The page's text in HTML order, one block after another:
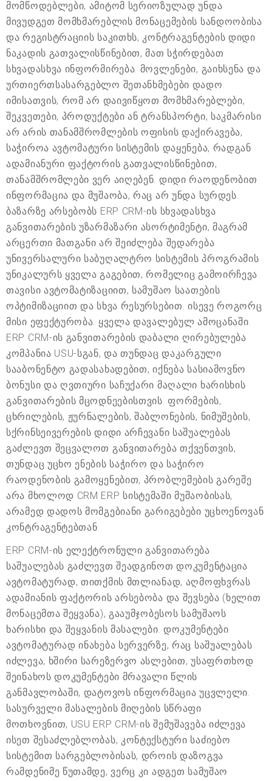
მომწოდებლები, ამიტომ სერიოზულად უნდა
მივუდგეთ მომხმარებლის მონაცემების სანდოობისა
და რეგისტრაციის საკითხს, კონტრაგენტების დიდი
ნაკადის გათვალისწინებით, მათ სჭირდებათ
სხვადასხვა ინფორმირება. მოვლენები, გაიხსენა და
ურთიერთსასარგებლო შეთანხმებები დადო.
იმისათვის, რომ არ დაივიწყოთ მომხმარებლები,
შეკვეთები, პროდუქტები ან ტრანსპორტი, საკმარისი
არ არის თანამშრომლების ოფისის დაქირავება,
საჭიროა ავტომატური სისტემის დაყენება, რადგან
ადამიანური ფაქტორის გათვალისწინებით,
თანამშრომლები ვერ აიღებენ. დიდი რაოდენობით
ინფორმაცია და მუშაობა, რაც არ უნდა სურდეს.
ბაზარზე არსებობს ERP CRM-ის სხვადასხვა
განვითარების უზარმაზარი ასორტიმენტი, მაგრამ
არცერთი მათგანი არ შეიძლება შედარება
უნივერსალური საბუღალტრო სისტემის პროგრამის
უნიკალურს ყველა გაგებით, რომელიც გამოირჩევა
თავისი ავტომატიზაციით, სამუშაო საათების
ოპტიმიზაციით და სხვა რესურსებით. ისევე როგორც
მისი ეფექტურობა. ყველა დავალებულ ამოცანაში.
ERP CRM-ის განვითარების დაბალი ღირებულება
კომპანია USU-სგან, და თუნდაც დაკარგული
სააბონენტო გადასახადებით, იქნება სასიამოვნო
ბონუსი და ღვთიური საჩუქარი მაღალი ხარისხის
განვითარების მცოდნეებისთვის. ფორმების,
ცხრილების, ჟურნალების, შაბლონების, ნიმუშების,
სქრინსეივერების დიდი არჩევანი საშუალებას
გაძლევთ შეცვალოთ განვითარება თქვენთვის,
თუნდაც უცხო ენების საჭირო და საჭირო
რაოდენობის გამოყენებით, პრობლემების გარეშე
არა მხოლოდ CRM ERP სისტემაში მუშაობისას,
არამედ დადოს მომგებიანი გარიგებები უცხოენოვან
კონტრაგენტებთან.
ERP CRM-ის ელექტრონული განვითარება
საშუალებას გაძლევთ შეადგინოთ დოკუმენტაცია
ავტომატურად, თითქმის მთლიანად, აღმოფხვრას
ადამიანის ფაქტორის არსებობა და შევსება (ხელით
მონაცემთა შეყვანა), გააუმჯობესოს სამუშაოს
ხარისხი და შეყვანის მასალები. დოკუმენტები
ავტომატურად ინახება სერვერზე, რაც საშუალებას
იძლევა, ხშირი სარეზერვო ასლებით, უსაფრთხოდ
შეინახოს დოკუმენტები მრავალი წლის
განმავლობაში, დატოვოს ინფორმაცია უცვლელი.
სასურველი მასალების მიღების სწრაფი
მოთხოვნით, USU ERP CRM-ის შემუშავება იძლევა
ისეთ შესაძლებლობას, კონტექსტური საძიებო
სისტემით სარგებლობისას, დროის დაზოგვა
რამდენიმე წუთამდე, ვერც კი ადგეთ სამუშაო